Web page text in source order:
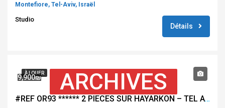
Montefiore, Tel-Aviv, Israël
Studio
Détails
À LOUER ARCHIVES
9,900₪
#REF OR93 ****** 2 PIECES SUR HAYARKON – TEL AVIV *****